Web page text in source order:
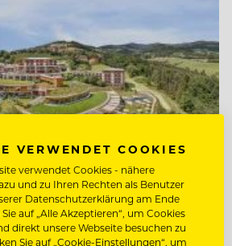
VERWENDET COOKIES
verwendet Cookies - nähere
und zu Ihren Rechten als Benutzer
Datenschutzerklärung am Ende
auf „Alle Akzeptieren“, um Cookies
direkt unsere Webseite besuchen zu
Sie auf „Cookie-Einstellungen“, um